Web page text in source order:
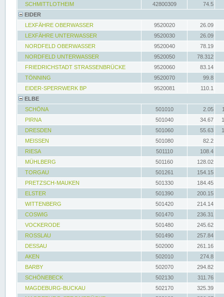
SCHMITTLOTHEIM
42800309
74.5
EIDER
LEXFÄHRE OBERWASSER
9520020
26.09
LEXFÄHRE UNTERWASSER
9520030
26.09
NORDFELD OBERWASSER
9520040
78.19
NORDFELD UNTERWASSER
9520050
78.312
FRIEDRICHSTADT STRASSENBRÜCKE
9520060
83.14
TÖNNING
9520070
99.8
EIDER-SPERRWERK BP
9520081
110.1
ELBE
SCHÖNA
501010 2.05
PIRNA
501040 34.67
DRESDEN
501060 55.63
MEISSEN
501080
82.2
RIESA
501110
108.4
MÜHLBERG
501160
128.02
TORGAU
501261
154.15
PRETZSCH-MAUKEN
501330
184.45
ELSTER
501390
200.15
WITTENBERG
501420
214.14
COSWIG
501470
236.31
VOCKERODE
501480
245.62
ROSSLAU
501490
257.84
DESSAU
502000
261.16
AKEN
502010
274.8
BARBY
502070
294.82
SCHÖNEBECK
502130
311.76
MAGDEBURG-BUCKAU
502170
325.39